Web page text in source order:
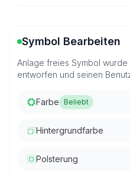
Symbol Bearbeiten
Anlage freies Symbol
entworfen und seinen
Farbe Beliebt
Hintergrundfarbe
Polsterung